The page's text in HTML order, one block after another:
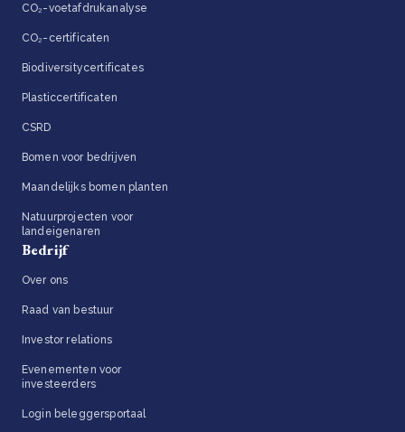
CO₂-voetafdrukanalyse
CO₂-certificaten
Biodiversitycertificates
Plasticcertificaten
CSRD
Bomen voor bedrijven
Maandelijks bomen planten
Natuurprojecten voor
landeigenaren
Bedrijf
Over ons
Raad van bestuur
Investor relations
Evenementen voor
investeerders
Login beleggersportaal